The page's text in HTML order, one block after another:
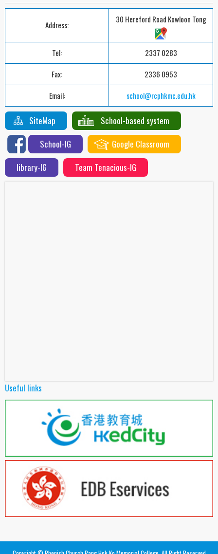
Address:
30 Hereford Road Kowloon Tong
Tel:
2337 0283
Fax:
2336 0953
Email:
school@rcphkmc.edu.hk
SiteMap
School-based system
School-IG
Google Classroom
library-IG
Team Tenacious-IG
Useful links